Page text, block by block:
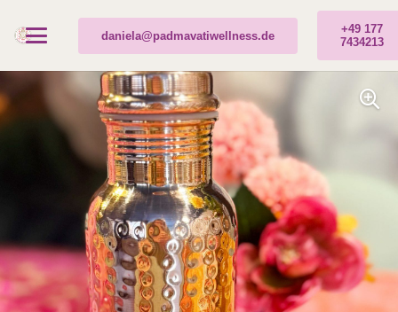
daniela@padmavatiwellness.de
+49 177
7434213